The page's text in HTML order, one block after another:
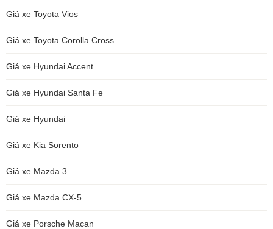
Giá xe Toyota Vios
Giá xe Toyota Corolla Cross
Giá xe Hyundai Accent
Giá xe Hyundai Santa Fe
Giá xe Hyundai
Giá xe Kia Sorento
Giá xe Mazda 3
Giá xe Mazda CX-5
Giá xe Porsche Macan